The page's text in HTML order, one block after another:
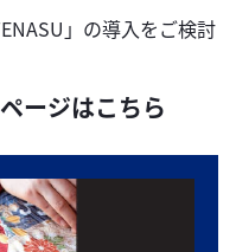
」の導入をご検討
ージはこちら